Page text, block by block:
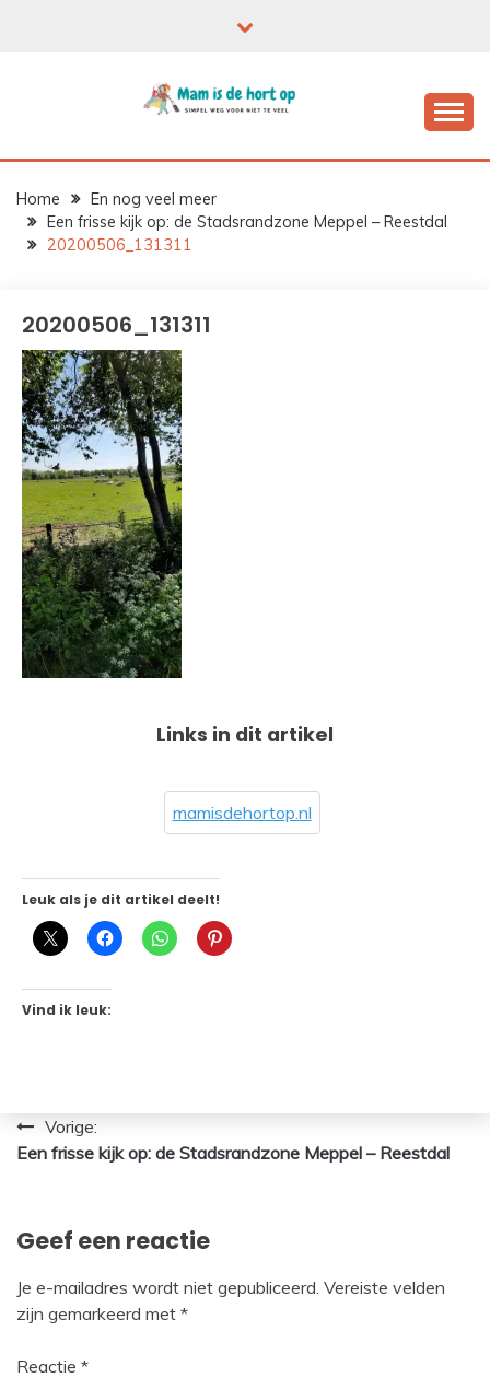
Home
En nog veel meer
Een frisse kijk op: de Stadsrandzone Meppel – Reestdal
20200506_131311
20200506_131311
Links in dit artikel
mamisdehortop.nl
Leuk als je dit artikel deelt!
Vind ik leuk:
Bericht
navigatie
Vorige:
Een frisse kijk op: de Stadsrandzone Meppel – Reestdal
Geef een reactie
Je e-mailadres wordt niet gepubliceerd. Vereiste velden
zijn gemarkeerd met *
Reactie *